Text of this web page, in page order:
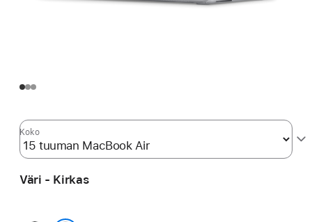
Koko
Väri - Kirkas